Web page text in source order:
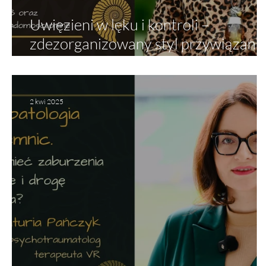
Uwięzieni w lęku i kontroli –
zdezorganizowany styl przywiązania
2 kwi 2025